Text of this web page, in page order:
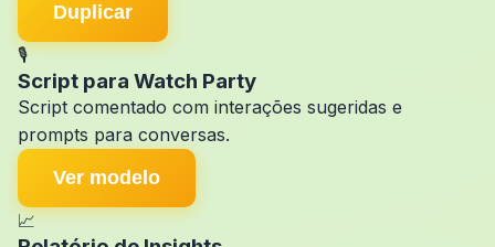
Duplicar
🎙️
Script para Watch Party
Script comentado com interações sugeridas e
prompts para conversas.
Ver modelo
📈